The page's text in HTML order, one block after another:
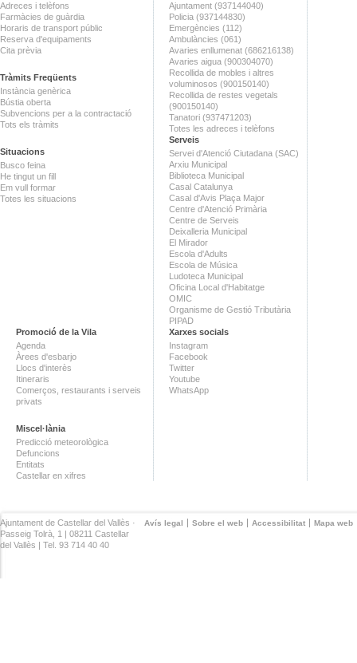
Adreces i telèfons
Farmàcies de guàrdia
Horaris de transport públic
Reserva d'equipaments
Cita prèvia
Tràmits Freqüents
Instància genèrica
Bústia oberta
Subvencions per a la contractació
Tots els tràmits
Situacions
Busco feina
He tingut un fill
Em vull formar
Totes les situacions
Ajuntament (937144040)
Policia (937144830)
Emergències (112)
Ambulàncies (061)
Avaries enllumenat (686216138)
Avaries aigua (900304070)
Recollida de mobles i altres
voluminosos (900150140)
Recollida de restes vegetals
(900150140)
Tanatori (937471203)
Totes les adreces i telèfons
Serveis
Servei d'Atenció Ciutadana (SAC)
Arxiu Municipal
Biblioteca Municipal
Casal Catalunya
Casal d'Avis Plaça Major
Centre d'Atenció Primària
Centre de Serveis
Deixalleria Municipal
El Mirador
Escola d'Adults
Escola de Música
Ludoteca Municipal
Oficina Local d'Habitatge
OMIC
Organisme de Gestió Tributària
PIPAD
Promoció de la Vila
Agenda
Àrees d'esbarjo
Llocs d'interès
Itineraris
Comerços, restaurants i serveis
privats
Miscel·lània
Predicció meteorològica
Defuncions
Entitats
Castellar en xifres
Xarxes socials
Instagram
Facebook
Twitter
Youtube
WhatsApp
Avís legal Sobre el web Accessibilitat Mapa web
Ajuntament de Castellar del Vallès ·
Passeig Tolrà, 1 | 08211 Castellar
del Vallès | Tel. 93 714 40 40